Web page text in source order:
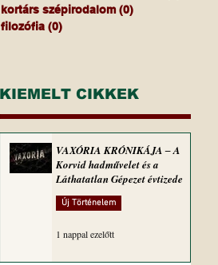
kortárs szépirodalom (0)
filozófia (0)
KIEMELT CIKKEK
VAXÓRIA KRÓNIKÁJA ‒ A
Korvid hadművelet és a
Láthatatlan Gépezet évtizede
Új Történelem
1 nappal ezelőtt